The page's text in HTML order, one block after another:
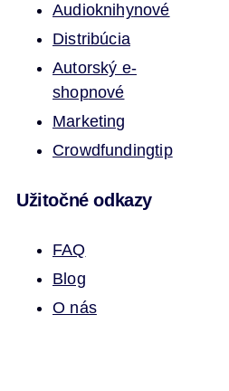
Audioknihynové
Distribúcia
Autorský e-
shopnové
Marketing
Crowdfundingtip
Užitočné odkazy
FAQ
Blog
O nás